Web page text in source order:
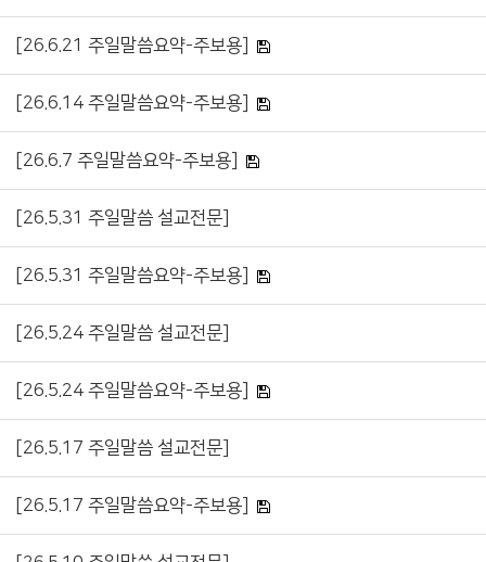
[26.6.21 주일말씀요약-주보용]
[26.6.14 주일말씀요약-주보용]
[26.6.7 주일말씀요약-주보용]
[26.5.31 주일말씀 설교전문]
[26.5.31 주일말씀요약-주보용]
[26.5.24 주일말씀 설교전문]
[26.5.24 주일말씀요약-주보용]
[26.5.17 주일말씀 설교전문]
[26.5.17 주일말씀요약-주보용]